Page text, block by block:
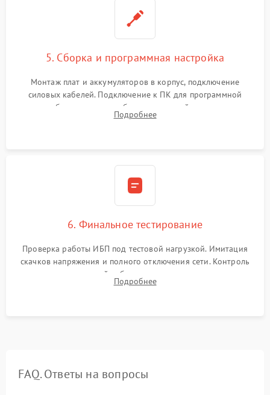
5. Сборка и программная настройка
Монтаж плат и аккумуляторов в корпус, подключение
силовых кабелей. Подключение к ПК для программной
калибровки констант батареи, настройки порогов
срабатывания AVR и сброса счетчиков старения АКБ.
Подробнее
6. Финальное тестирование
Проверка работы ИБП под тестовой нагрузкой. Имитация
скачков напряжения и полного отключения сети. Контроль
времени автономной работы, температурного режима и
корректности формы выходного сигнала.
Подробнее
FAQ. Ответы на вопросы